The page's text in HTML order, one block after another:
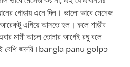
গোড়ায় এনে দিল। ভালো ভাবে মেসেজ
আরেকটু এগিয়ে আসতে হল। ফলে শাড়ীর
মামী আচল তোলার আগেই রঘু বলে
বেশি জরুরি।bangla panu golpo